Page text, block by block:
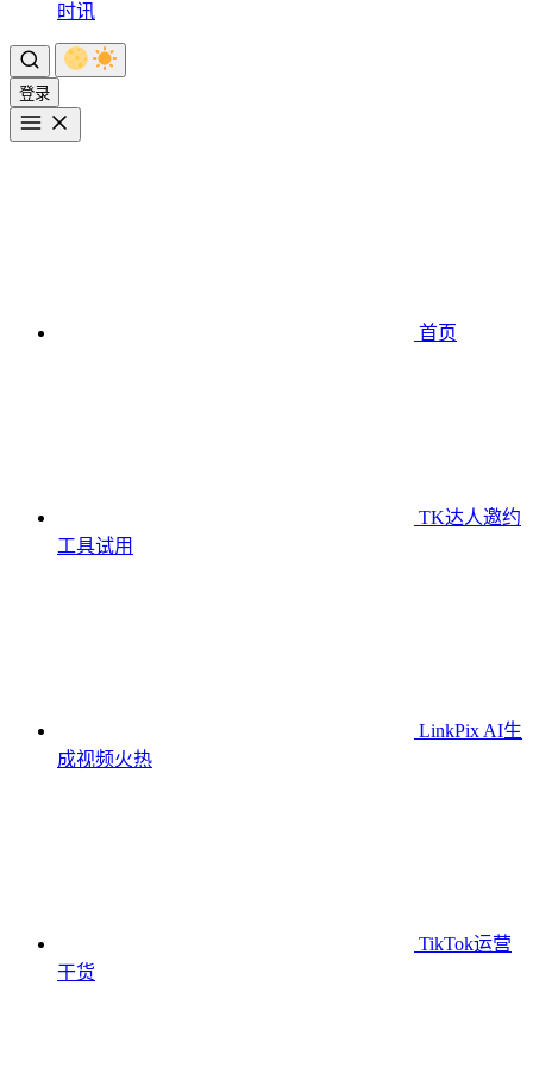
时讯
登录
首页
TK达人邀约
工具试用
LinkPix AI生
成视频火热
TikTok运营
干货